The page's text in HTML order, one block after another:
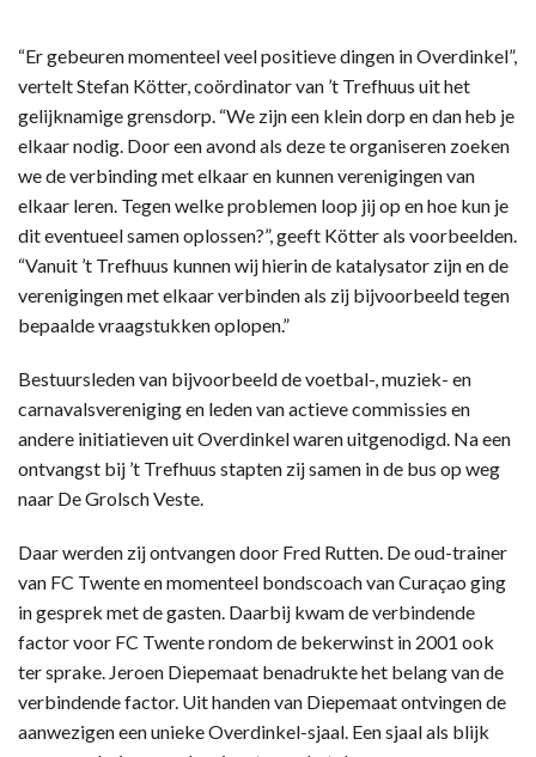
“Er gebeuren momenteel veel positieve dingen in Overdinkel”,
vertelt Stefan Kötter, coördinator van ’t Trefhuus uit het
gelijknamige grensdorp. “We zijn een klein dorp en dan heb je
elkaar nodig. Door een avond als deze te organiseren zoeken
we de verbinding met elkaar en kunnen verenigingen van
elkaar leren. Tegen welke problemen loop jij op en hoe kun je
dit eventueel samen oplossen?”, geeft Kötter als voorbeelden.
“Vanuit ’t Trefhuus kunnen wij hierin de katalysator zijn en de
verenigingen met elkaar verbinden als zij bijvoorbeeld tegen
bepaalde vraagstukken oplopen.”
Bestuursleden van bijvoorbeeld de voetbal-, muziek- en
carnavalsvereniging en leden van actieve commissies en
andere initiatieven uit Overdinkel waren uitgenodigd. Na een
ontvangst bij ’t Trefhuus stapten zij samen in de bus op weg
naar De Grolsch Veste.
Daar werden zij ontvangen door Fred Rutten. De oud-trainer
van FC Twente en momenteel bondscoach van Curaçao ging
in gesprek met de gasten. Daarbij kwam de verbindende
factor voor FC Twente rondom de bekerwinst in 2001 ook
ter sprake. Jeroen Diepemaat benadrukte het belang van de
verbindende factor. Uit handen van Diepemaat ontvingen de
aanwezigen een unieke Overdinkel-sjaal. Een sjaal als blijk